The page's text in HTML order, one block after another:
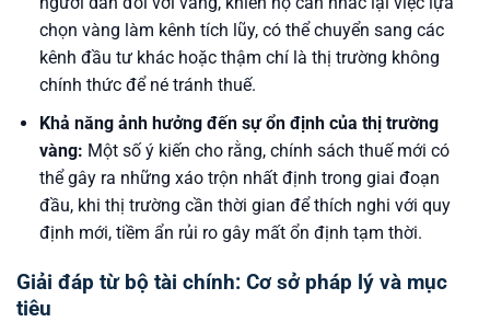
chọn vàng làm kênh tích lũy, có thể chuyển sang các
kênh đầu tư khác hoặc thậm chí là thị trường không
chính thức để né tránh thuế.
Khả năng ảnh hưởng đến sự ổn định của thị trường
vàng: Một số ý kiến cho rằng, chính sách thuế mới có
thể gây ra những xáo trộn nhất định trong giai đoạn
đầu, khi thị trường cần thời gian để thích nghi với quy
định mới, tiềm ẩn rủi ro gây mất ổn định tạm thời.
Giải đáp từ bộ tài chính: Cơ sở pháp lý và mục
tiêu